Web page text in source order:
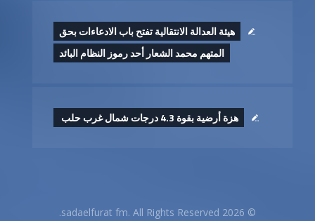
هيئة العدالة الانتقالية تفتح باب الادعاءات بحق
المتهم محمد الشعار أحد رموز النظام البائد
هزة أرضية بقوة 4.3 درجات شمال غرب حلب ‏
© 2026 sadaelfurat fm. All Rights Reserved.